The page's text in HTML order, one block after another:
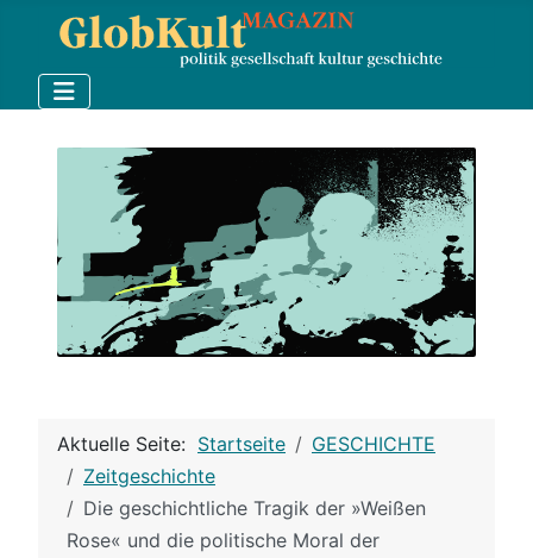
Aktuelle Seite: Startseite
GESCHICHTE
Zeitgeschichte
Die geschichtliche Tragik der »Weißen
Rose« und die politische Moral der